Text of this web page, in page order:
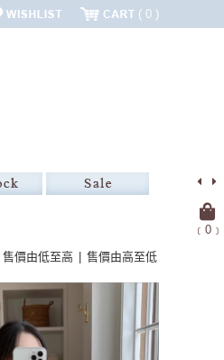
0
﹝ 0﹞
售價由低至高 售價由高至低